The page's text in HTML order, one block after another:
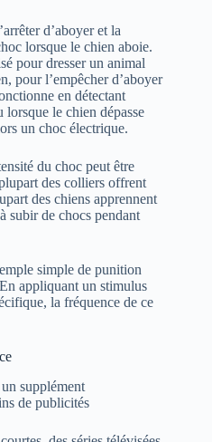
d’aboyer et la
lorsque le chien aboie.
pour dresser un animal
pour l’empêcher d’aboyer
en détectant
le chien dépasse
un choc électrique.
du choc peut être
des colliers offrent
des chiens apprennent
subir de chocs pendant
simple de punition
appliquant un stimulus
la fréquence de ce
supplément
de publicités